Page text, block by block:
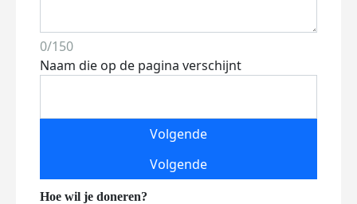
0/150
Naam die op de pagina verschijnt
Volgende
Volgende